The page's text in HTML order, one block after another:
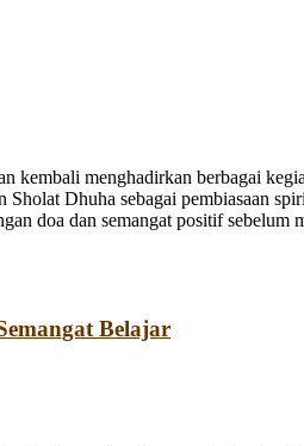
kembali menghadirkan berbagai
Dhuha sebagai pembiasaan
doa dan semangat positif sebelum
Belajar